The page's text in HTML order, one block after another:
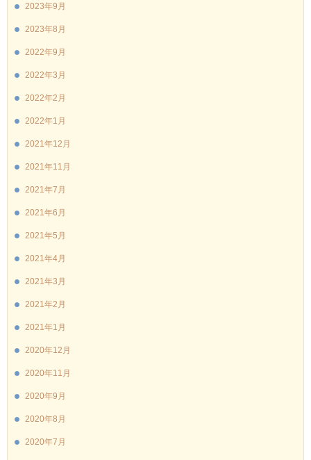
2023年9月
2023年8月
2022年9月
2022年3月
2022年2月
2022年1月
2021年12月
2021年11月
2021年7月
2021年6月
2021年5月
2021年4月
2021年3月
2021年2月
2021年1月
2020年12月
2020年11月
2020年9月
2020年8月
2020年7月